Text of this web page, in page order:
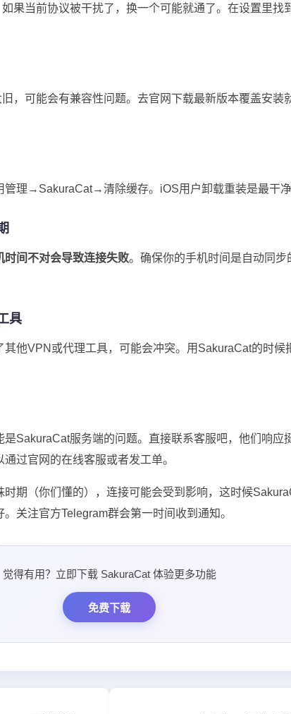
果当前协议被干扰了，换一个可能就通了。在设置里找
，可能会有兼容性问题。去官网下载最新版本覆盖安装
理→SakuraCat→清除缓存。iOS用户卸载重装是最干净
时间不对会导致连接失败。确保你的手机时间是自动同步
具
其他VPN或代理工具，可能会冲突。用SakuraCat的时候
是SakuraCat服务端的问题。直接联系客服吧，他们响应
过官网的在线客服或者发工单。
期（你们懂的），连接可能会受到影响，这时候
关注官方Telegram群会第一时间收到通知。
觉得有用？立即下载 SakuraCat 体验更多功能
免费下载